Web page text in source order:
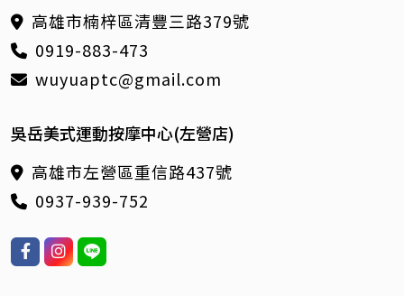
高雄市楠梓區清豐三路379號
0919-883-473
wuyuaptc@gmail.com
吳岳美式運動按摩中心(左營店)
高雄市左營區重信路437號
0937-939-752